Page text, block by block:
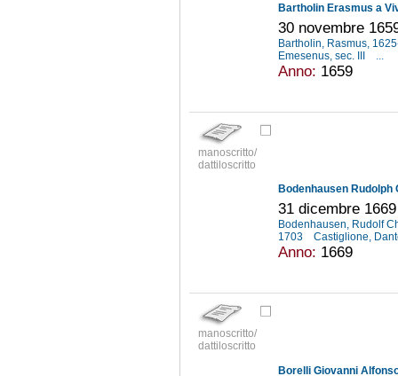
Bartholin Erasmus a
30 novembre
Bartholin, Rasmus,
Emesenus, sec. III
Anno: 1659
manoscritto/
dattiloscritto
Bodenhausen
31 dicembre 1669
Bodenhausen, Rudolf
1703
Castiglione,
Anno: 1669
manoscritto/
dattiloscritto
Borelli Giovanni